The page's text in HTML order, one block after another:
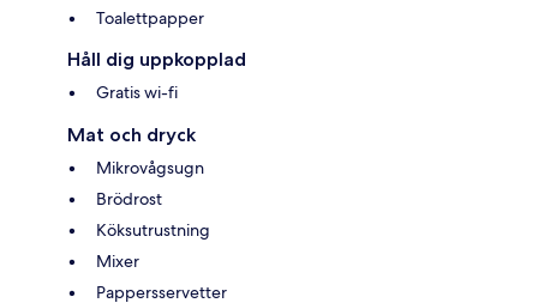
Toalettpapper
Håll dig uppkopplad
Gratis wi-fi
Mat och dryck
Mikrovågsugn
Brödrost
Köksutrustning
Mixer
Pappersservetter